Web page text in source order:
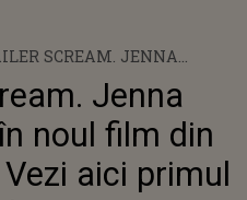
SCREAM. JENNA
APARE ÎN NOUL FILM
„SCREAM”. VEZI AICI
TRAILER
Jenna
noul film din
aici primul